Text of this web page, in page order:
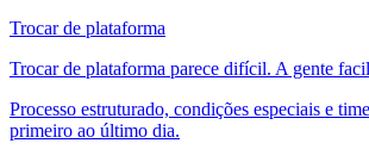
Trocar de plataforma
Trocar de plataforma parece difícil. A gente
Processo estruturado, condições especiais e
primeiro ao último dia.